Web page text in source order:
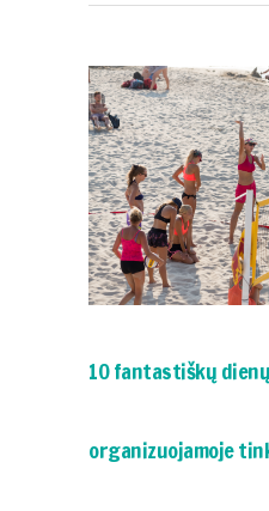
10 fantastiškų
organizuojamoje